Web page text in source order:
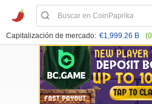
Capitalización de mercado: €1,999.26 B